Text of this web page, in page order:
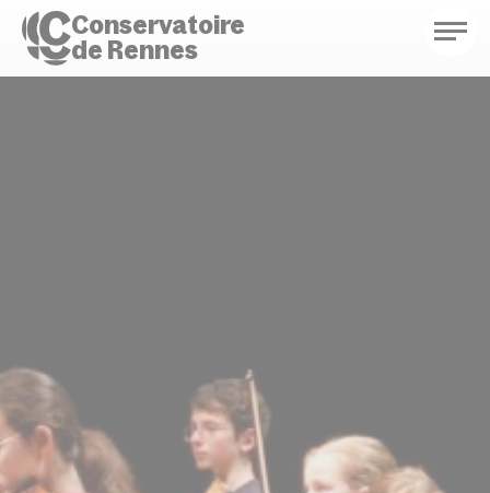
Conservatoire
de Rennes
Bibliothèque musicale
Infos pratiques